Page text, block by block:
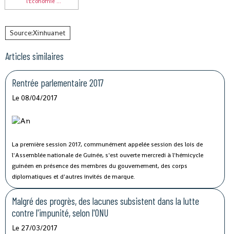
Source:Xinhuanet
Articles similaires
Rentrée parlementaire 2017
Le 08/04/2017
La première session 2017, communément appelée session des lois de
l'Assemblée nationale de Guinée, s'est ouverte mercredi à l'hémicycle
guinéen en présence des membres du gouvernement, des corps
diplomatiques et d'autres invités de marque.
Malgré des progrès, des lacunes subsistent dans la lutte
contre l'impunité, selon l'ONU
Le 27/03/2017